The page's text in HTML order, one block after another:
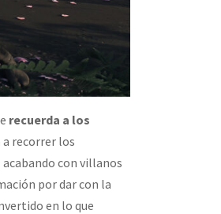
recuerda a los
a recorrer los
con villanos
por dar con la
en lo que